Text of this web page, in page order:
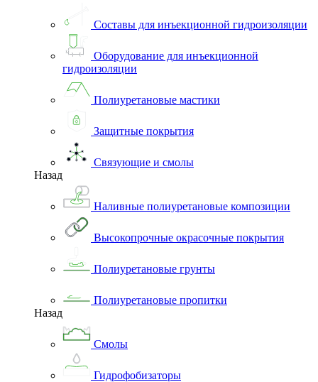
Составы для инъекционной гидроизоляции
Оборудование для инъекционной
гидроизоляции
Полиуретановые мастики
Защитные покрытия
Связующие и смолы
Назад
Наливные полиуретановые композиции
Высокопрочные окрасочные покрытия
Полиуретановые грунты
Полиуретановые пропитки
Назад
Смолы
Гидрофобизаторы